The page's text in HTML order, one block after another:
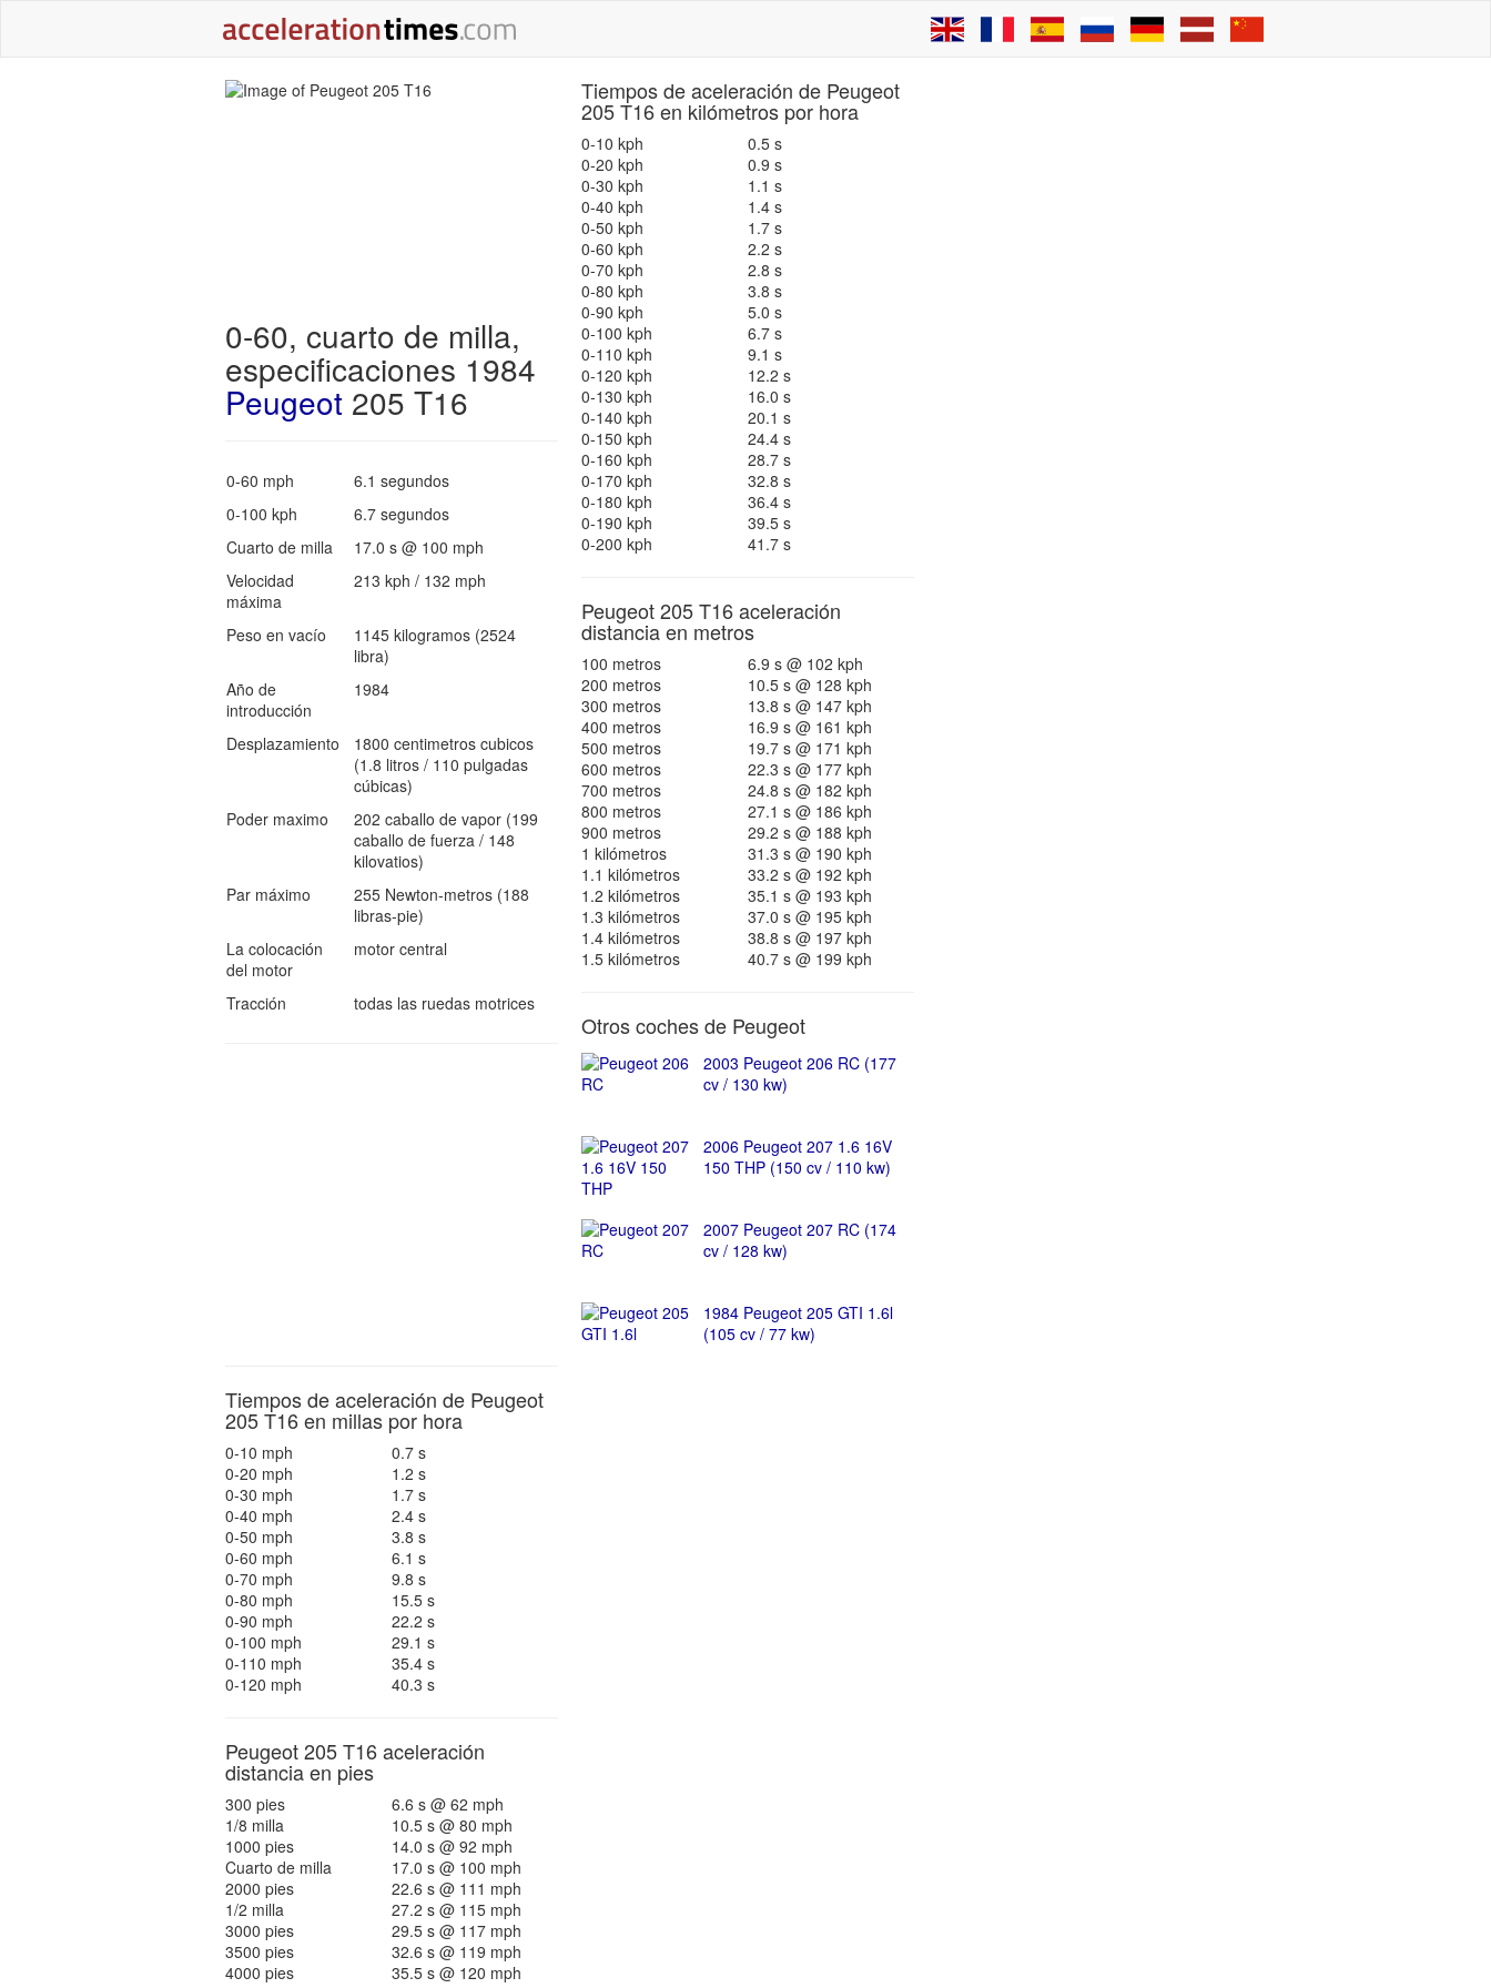
0-60, cuarto de milla,
especificaciones 1984
Peugeot205 T16
0-60 mph
6.1 segundos
0-100 kph
6.7 segundos
Cuarto de milla
17.0 s @ 100 mph
Velocidad
máxima
213 kph / 132 mph
Peso en vacío
1145 kilogramos (2524
libra)
Año de
introducción
1984
Desplazamiento
1800 centimetros cubicos
(1.8 litros / 110 pulgadas
cúbicas)
Poder maximo
202 caballo de vapor (199
caballo de fuerza / 148
kilovatios)
Par máximo
255 Newton-metros (188
libras-pie)
La colocación
del motor
motor central
Tracción todas las ruedas motrices
Tiempos de aceleración de Peugeot
205 T16 en millas por hora
0-10 mph
0.7 s
0-20 mph
1.2 s
0-30 mph
1.7 s
0-40 mph
2.4 s
0-50 mph
3.8 s
0-60 mph
6.1 s
0-70 mph
9.8 s
0-80 mph
15.5 s
0-90 mph
22.2 s
0-100 mph
29.1 s
0-110 mph
35.4 s
0-120 mph
40.3 s
Peugeot 205 T16 aceleración
distancia en pies
300 pies
6.6 s @ 62 mph
1/8 milla
10.5 s @ 80 mph
1000 pies
14.0 s @ 92 mph
Cuarto de milla
17.0 s @ 100 mph
2000 pies
22.6 s @ 111 mph
1/2 milla
27.2 s @ 115 mph
3000 pies
29.5 s @ 117 mph
3500 pies
32.6 s @ 119 mph
4000 pies
35.5 s @ 120 mph
Tiempos de aceleración de Peugeot
205 T16 en kilómetros por hora
0-10 kph
0.5 s
0-20 kph
0.9 s
0-30 kph
1.1 s
0-40 kph
1.4 s
0-50 kph
1.7 s
0-60 kph
2.2 s
0-70 kph
2.8 s
0-80 kph
3.8 s
0-90 kph
5.0 s
0-100 kph
6.7 s
0-110 kph
9.1 s
0-120 kph
12.2 s
0-130 kph
16.0 s
0-140 kph
20.1 s
0-150 kph
24.4 s
0-160 kph
28.7 s
0-170 kph
32.8 s
0-180 kph
36.4 s
0-190 kph
39.5 s
0-200 kph
41.7 s
Peugeot 205 T16 aceleración
distancia en metros
100 metros
6.9 s @ 102 kph
200 metros
10.5 s @ 128 kph
300 metros
13.8 s @ 147 kph
400 metros
16.9 s @ 161 kph
500 metros
19.7 s @ 171 kph
600 metros
22.3 s @ 177 kph
700 metros
24.8 s @ 182 kph
800 metros
27.1 s @ 186 kph
900 metros
29.2 s @ 188 kph
1 kilómetros
31.3 s @ 190 kph
1.1 kilómetros
33.2 s @ 192 kph
1.2 kilómetros
35.1 s @ 193 kph
1.3 kilómetros
37.0 s @ 195 kph
1.4 kilómetros
38.8 s @ 197 kph
1.5 kilómetros
40.7 s @ 199 kph
Otros coches de Peugeot
2003 Peugeot 206 RC (177
cv / 130 kw)
2006 Peugeot 207 1.6 16V
150 THP (150 cv / 110 kw)
2007 Peugeot 207 RC (174
cv / 128 kw)
1984 Peugeot 205 GTI 1.6l
(105 cv / 77 kw)